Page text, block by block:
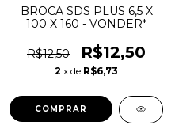
BROCA SDS PLUS 6,5 X
100 X 160 - VONDER*
R$12,50 R$12,50
2 x de R$6,73